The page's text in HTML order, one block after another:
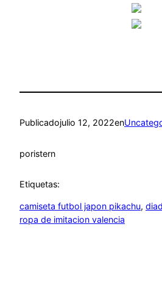
Publicadojulio 12, 2022en
poristern
Etiquetas:
camiseta futbol japon pikachu,
ropa de imitacion valencia